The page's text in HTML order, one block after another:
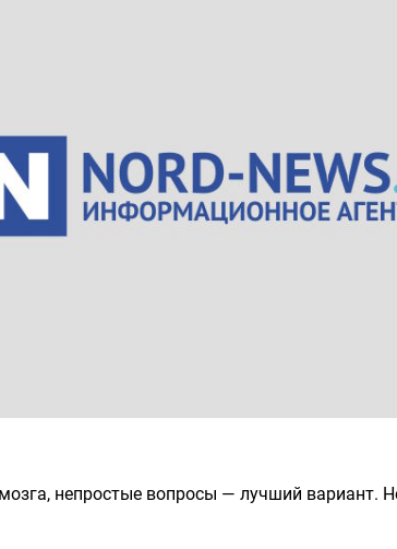
непростые вопросы — лучший вариант.